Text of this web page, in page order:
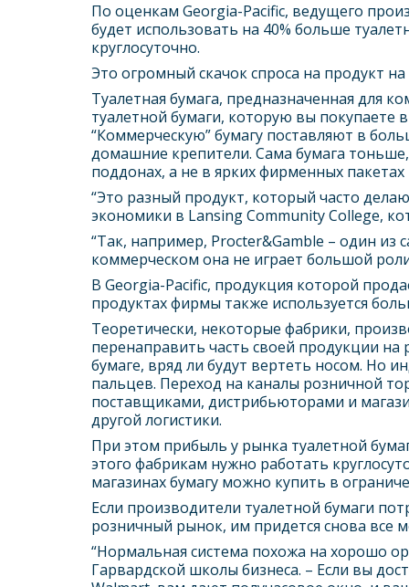
По оценкам Georgia-Pacific, ведущего
будет использовать на 40% больше
круглосуточно.
Это огромный скачок спроса на продукт
Туалетная бумага, предназначенная для
туалетной бумаги, которую вы покупаете
“Коммерческую” бумагу поставляют в
домашние крепители. Сама бумага
поддонах, а не в ярких фирменных
“Это разный продукт, который часто
экономики в Lansing Community College,
“Так, например, Procter&Gamble – один
коммерческом она не играет большой
В Georgia-Pacific, продукция которой
продуктах фирмы также используется
Теоретически, некоторые фабрики,
перенаправить часть своей продукции
бумаге, вряд ли будут вертеть носом. Но
пальцев. Переход на каналы розничной
поставщиками, дистрибьюторами и
другой логистики.
При этом прибыль у рынка туалетной
этого фабрикам нужно работать
магазинах бумагу можно купить в
Если производители туалетной бумаги
розничный рынок, им придется снова все
“Нормальная система похожа на хорошо
Гарвардской школы бизнеса. – Если вы